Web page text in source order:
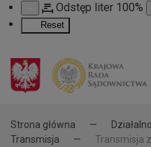
Odstęp liter 100%
Reset
Strona główna
Transmisja
Transmisja